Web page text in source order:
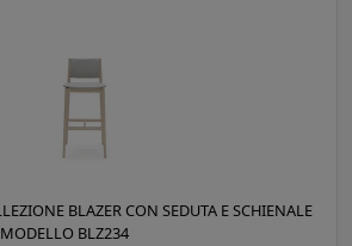
BLAZER CON SEDUTA E SCHIENALE
BLZ234